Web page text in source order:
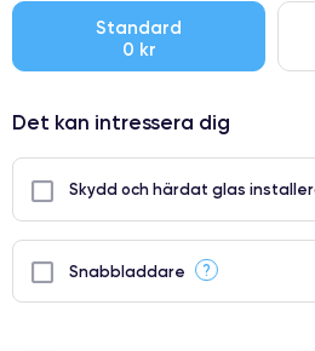
● Oklanderlig kvalitetsskärm
● Endast 5% av våra telefoner har
Standard
0 kr
Det kan intressera dig
Skydd och härdat glas
Snabbladdare ?